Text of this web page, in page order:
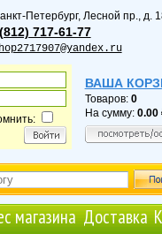
Петербург, Лесной пр., д.
717-61-77
ВАША
Товаров: 0
На сумму: 0.00
магазина Доставка